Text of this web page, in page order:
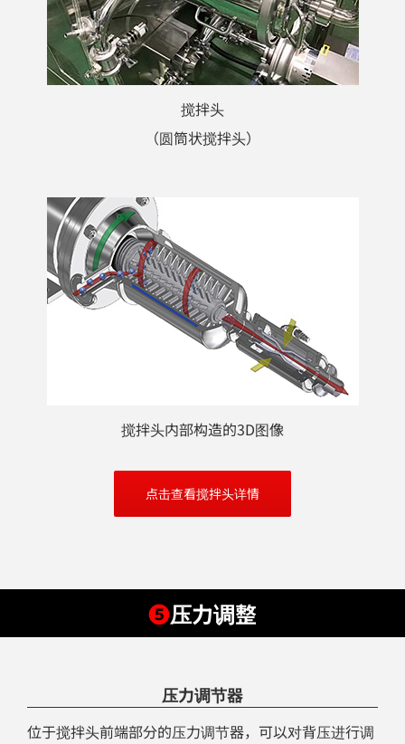
搅拌头
（圆筒状搅拌头）
搅拌头内部构造的3D图像
点击查看搅拌头详情
❺压力调整
压力调节器
位于搅拌头前端部分的压力调节器，可以对背压进行调